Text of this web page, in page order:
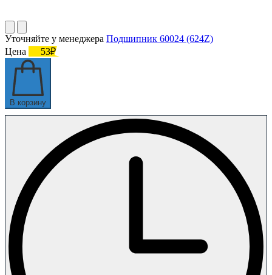
Уточняйте у менеджера Подшипник 60024 (624Z)
Цена
53₽
В корзину